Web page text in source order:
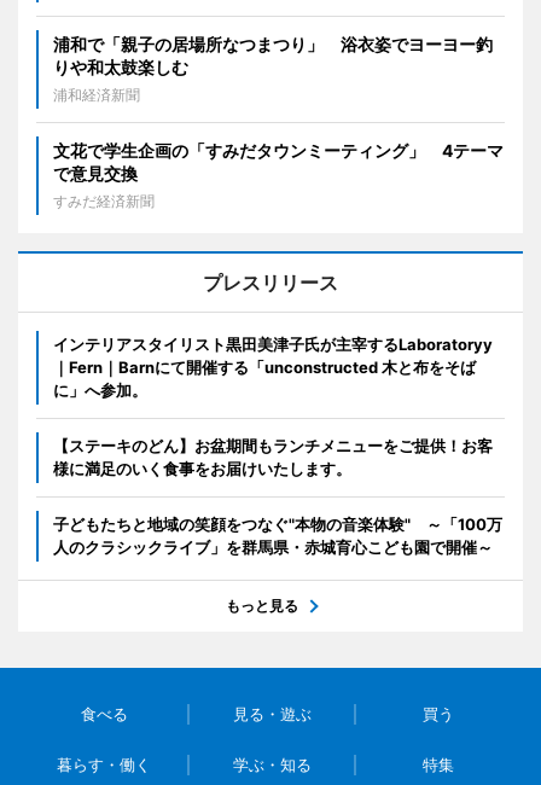
浦和で「親子の居場所なつまつり」 浴衣姿でヨーヨー釣
りや和太鼓楽しむ
浦和経済新聞
文花で学生企画の「すみだタウンミーティング」 4テーマ
で意見交換
すみだ経済新聞
プレスリリース
インテリアスタイリスト黒田美津子氏が主宰するLaboratoryy
｜Fern｜Barnにて開催する「unconstructed 木と布をそば
に」へ参加。
【ステーキのどん】お盆期間もランチメニューをご提供！お客
様に満足のいく食事をお届けいたします。
子どもたちと地域の笑顔をつなぐ"本物の音楽体験" ～「100万
人のクラシックライブ」を群馬県・赤城育心こども園で開催～
もっと見る
食べる 見る・遊ぶ 買う
暮らす・働く 学ぶ・知る 特集